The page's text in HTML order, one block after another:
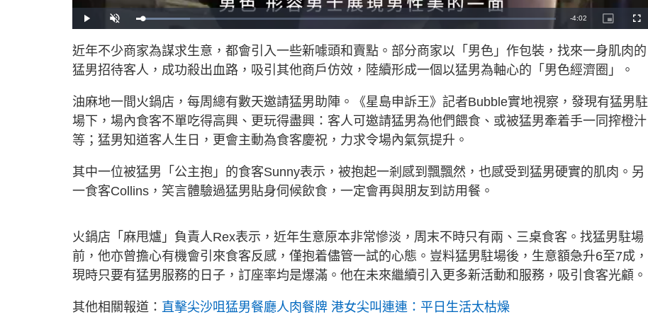
P
l
y
U
n
u
t
e
L
o
e
d
1
2
0
%
R
n
n
m
e
-4:02
P
i
u
r
i
P
c
t
u
F
u
l
s
c
近年不少商家為謀求生意，都會引入一些新噱頭和賣點。部分商家以「男色」作包裝，找來一身肌肉的
猛男招待客人，成功殺出血路，吸引其他商戶仿效，陸續形成一個以猛男為軸心的「男色經濟圈」。
油麻地一間火鍋店，每周總有數天邀請猛男助陣。《星島申訴王》記者Bubble實地視察，發現有猛男駐
場下，場內食客不單吃得高興、更玩得盡興：客人可邀請猛男為他們餵食、或被猛男牽着手一同搾橙汁
等；猛男知道客人生日，更會主動為食客慶祝，力求令場內氣氛提升。
其中一位被猛男「公主抱」的食客Sunny表示，被抱起一剎感到飄飄然，也感受到猛男硬實的肌肉。另
一食客Collins，笑言體驗過猛男貼身伺候飲食，一定會再與朋友到訪用餐。
火鍋店「麻甩爐」負責人Rex表示，近年生意原本非常慘淡，周末不時只有兩、三桌食客。找猛男駐場
前，他亦曾擔心有機會引來食客反感，僅抱着儘管一試的心態。豈料猛男駐場後，生意額急升6至7成，
現時只要有猛男服務的日子，訂座率均是爆滿。他在未來繼續引入更多新活動和服務，吸引食客光顧。
其他相關報道： 直擊尖沙咀猛男餐廳人肉餐牌 港女尖叫連連：平日生活太枯燥